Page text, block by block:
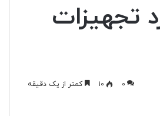
تجهیزات
۰ ۱۰ کمتر از یک دقیقه